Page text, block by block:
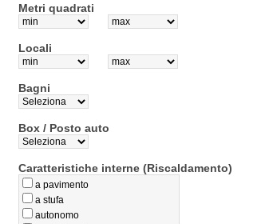
Metri quadrati
Locali
Bagni
Box / Posto auto
Caratteristiche interne (Riscaldamento)
a pavimento
a stufa
autonomo